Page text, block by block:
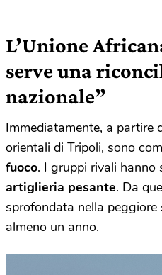
L’Unione
serve una
nazionale”
Immediatamente, a partire
orientali di Tripoli, sono
fuoco. I gruppi rivali hanno
artiglieria pesante. Da
sprofondata nella peggiore
almeno un anno.